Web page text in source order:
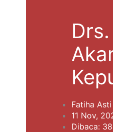
Fatiha
11 Nov,
Dibaca: